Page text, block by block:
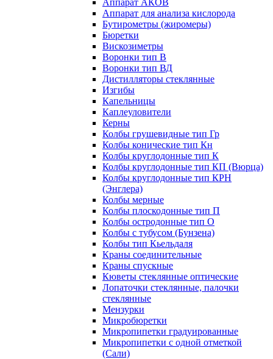
Аппарат АКОВ
Аппарат для анализа кислорода
Бутирометры (жиромеры)
Бюретки
Вискозиметры
Воронки тип В
Воронки тип ВД
Дистилляторы стеклянные
Изгибы
Капельницы
Каплеуловители
Керны
Колбы грушевидные тип Гр
Колбы конические тип Кн
Колбы круглодонные тип К
Колбы круглодонные тип КП (Вюрца)
Колбы круглодонные тип КРН
(Энглера)
Колбы мерные
Колбы плоскодонные тип П
Колбы остродонные тип О
Колбы с тубусом (Бунзена)
Колбы тип Кьельдаля
Краны соединительные
Краны спускные
Кюветы стеклянные оптические
Лопаточки стеклянные, палочки
стеклянные
Мензурки
Микробюретки
Микропипетки градуированные
Микропипетки с одной отметкой
(Сали)